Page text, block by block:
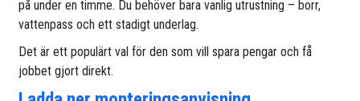
på under en timme. Du behöver bara vanlig utrustning – borr,
vattenpass och ett stadigt underlag.
Det är ett populärt val för den som vill spara pengar och få
jobbet gjort direkt.